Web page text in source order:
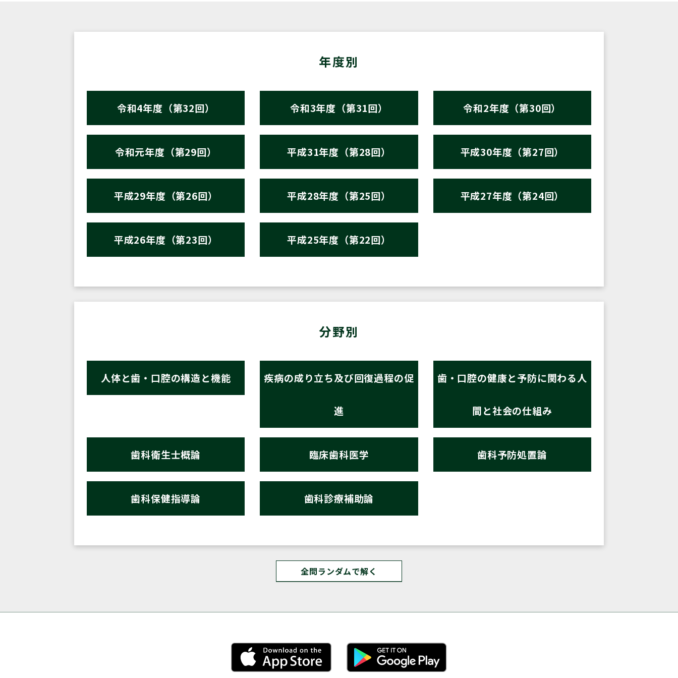
年度別
令和4年度（第32回） 令和3年度（第31回） 令和2年度（第30回）
令和元年度（第29回） 平成31年度（第28回） 平成30年度（第27回）
平成29年度（第26回） 平成28年度（第25回） 平成27年度（第24回）
平成26年度（第23回） 平成25年度（第22回）
分野別
人体と歯・口腔の構造と機能 疾病の成り立ち及び回復過程の促
進
歯・口腔の健康と予防に関わる人
間と社会の仕組み
歯科衛生士概論 臨床歯科医学 歯科予防処置論
歯科保健指導論 歯科診療補助論
全問ランダムで解く